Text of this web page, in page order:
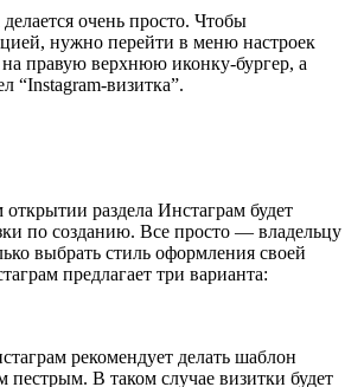
очень просто. Чтобы
нужно перейти в меню настроек
правую верхнюю иконку-бургер, а
“Instagram-визитка”.
раздела Инстаграм будет
по созданию. Все просто — владельцу
выбрать стиль оформления своей
предлагает три варианта:
рекомендует делать шаблон
пестрым. В таком случае визитки будет